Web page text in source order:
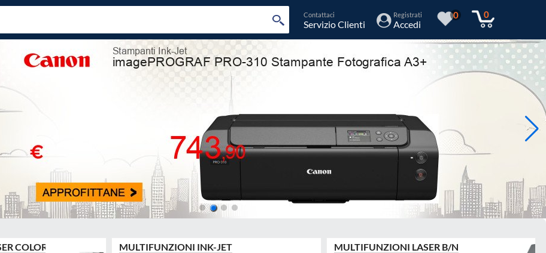
Contattaci
Servizio Clienti
Registrati
Accedi
0 0
COLORI MULTIFUNZIONI INK-JET MULTIFUNZIONI LASER B/N